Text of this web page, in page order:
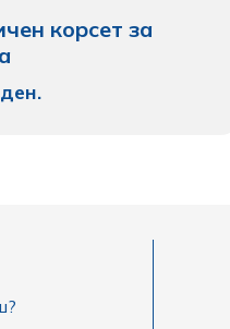
корсет за
ден.